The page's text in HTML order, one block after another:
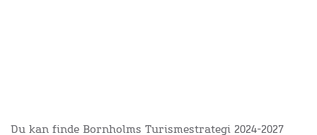
Du kan finde Bornholms Turismestrategi 2024-2027